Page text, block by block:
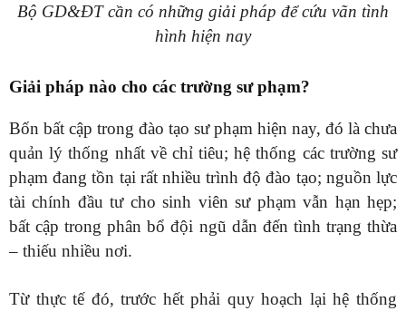
Bộ GD&ĐT cần có những giải pháp để cứu vãn tình
hình hiện nay
Giải pháp nào cho các trường sư phạm?
Bốn bất cập trong đào tạo sư phạm hiện nay, đó là chưa
quản lý thống nhất về chỉ tiêu; hệ thống các trường sư
phạm đang tồn tại rất nhiều trình độ đào tạo; nguồn lực
tài chính đầu tư cho sinh viên sư phạm vẫn hạn hẹp;
bất cập trong phân bổ đội ngũ dẫn đến tình trạng thừa
– thiếu nhiều nơi.
Từ thực tế đó, trước hết phải quy hoạch lại hệ thống